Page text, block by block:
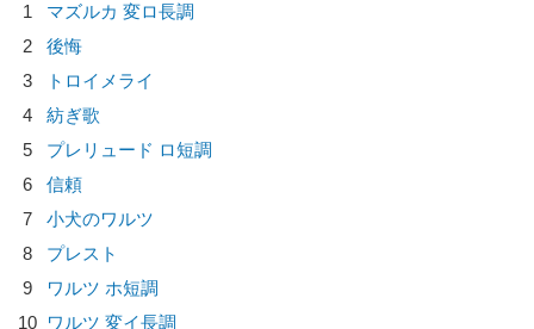
1
マズルカ 変ロ長調
2
後悔
3
トロイメライ
4
紡ぎ歌
5
プレリュード ロ短調
6
信頼
7
小犬のワルツ
8
プレスト
9
ワルツ ホ短調
10 ワルツ 変イ長調